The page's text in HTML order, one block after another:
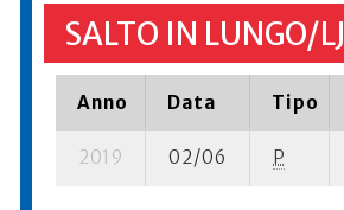
SALTO IN LUNGO/LJ
Anno Data Tipo
2019 02/06 P